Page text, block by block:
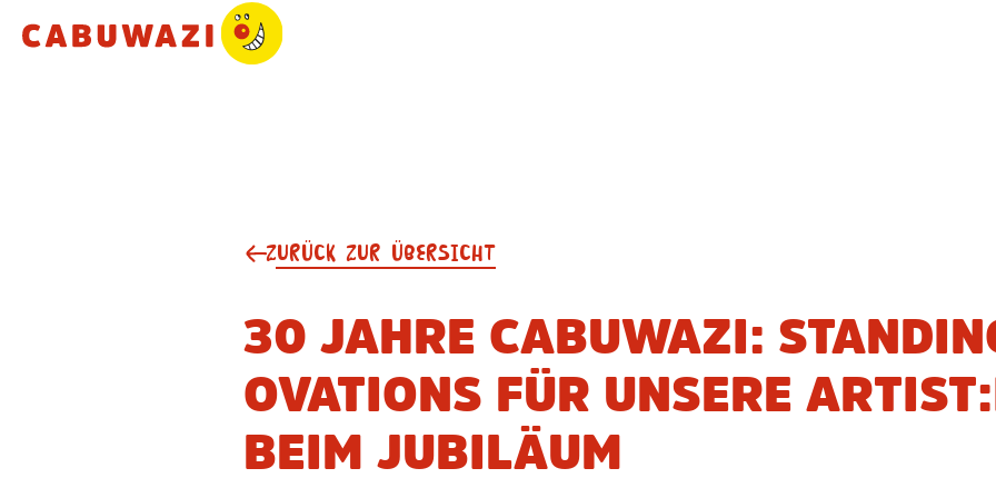
ZURÜCK ZUR ÜBERSICHT
30 JAHRE CABUWAZI:
OVATIONS FÜR UNSERE
BEIM JUBILÄUM